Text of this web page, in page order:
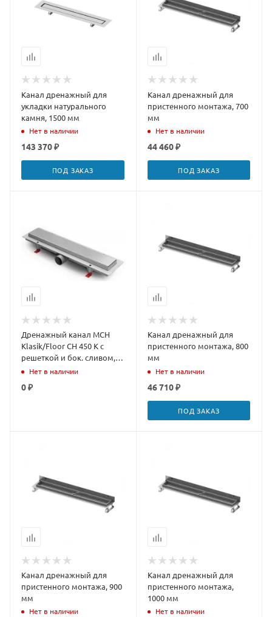
Канал дренажный для
укладки натурального
камня, 1500 мм
Нет в наличии
143 370 ₽
ПОД ЗАКАЗ
Канал дренажный для
пристенного монтажа, 700
мм
Нет в наличии
44 460 ₽
ПОД ЗАКАЗ
Дренажный канал MCH
Klasik/Floor CH 450 K с
решеткой и бок. сливом,
D40Нет в наличии
0 ₽
Канал дренажный для
пристенного монтажа, 800
мм
Нет в наличии
46 710 ₽
ПОД ЗАКАЗ
Канал дренажный для
пристенного монтажа, 900
мм
Нет в наличии
Канал дренажный для
пристенного монтажа,
1000 мм
Нет в наличии